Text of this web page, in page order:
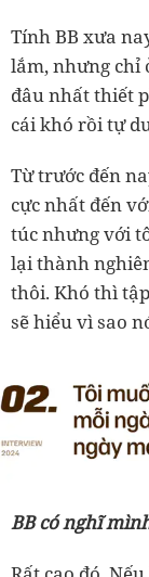
Tính BB xưa
lắm, nhưng chỉ
đâu nhất thiết
cái khó rồi tự
Từ trước đến
cực nhất đến
túc nhưng với
lại thành
thôi. Khó thì
sẽ hiểu vì sao
BB có nghĩ